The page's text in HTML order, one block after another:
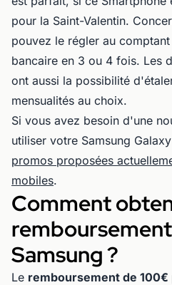
pour la Saint-Valentin.
pouvez le régler au
bancaire en 3 ou 4 fois. Les
ont aussi la possibilité
mensualités au choix.
Si vous avez besoin d'une
utiliser votre Samsung
promos proposées
mobiles.
Comment
Samsung ?
Le remboursement de 100€